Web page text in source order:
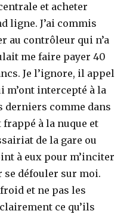
et acheter
ligne. J’ai commis
au contrôleur qui n’a
me faire payer 40
Je l’ignore, il appel
m’ont intercepté à la
derniers comme dans
à la nuque et
de la gare ou
à eux pour m’inciter
se défouler sur moi.
et ne pas les
ce qu’ils